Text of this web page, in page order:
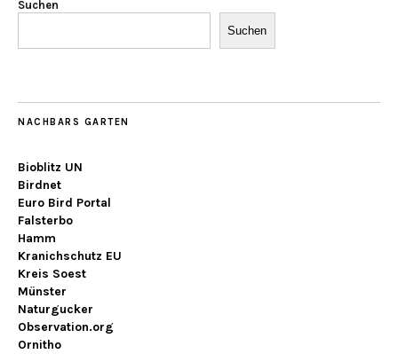
Suchen
Suchen
NACHBARS GARTEN
Bioblitz UN
Birdnet
Euro Bird Portal
Falsterbo
Hamm
Kranichschutz EU
Kreis Soest
Münster
Naturgucker
Observation.org
Ornitho